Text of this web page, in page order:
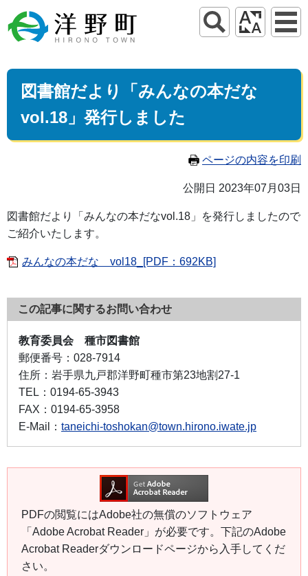
図書館だより「みんなの本だな
vol.18」発行しました
ページの内容を印刷
公開日 2023年07月03日
図書館だより「みんなの本だなvol.18」を発行しましたので
ご紹介いたします。
みんなの本だな vol18_[PDF：692KB]
この記事に関するお問い合わせ
教育委員会 種市図書館
郵便番号： 028-7914
住所： 岩手県九戸郡洋野町種市第23地割27-1
TEL： 0194-65-3943
FAX： 0194-65-3958
E-Mail： taneichi-toshokan@town.hirono.iwate.jp
PDFの閲覧にはAdobe社の無償のソフトウェア
「Adobe Acrobat Reader」が必要です。下記のAdobe
Acrobat Readerダウンロードページから入手してくだ
さい。